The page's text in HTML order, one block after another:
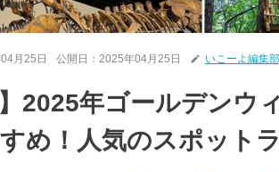
月25日 公開日： 2025年04月25日 いこーよ編集部
】2025年ゴールデンウ
め！人気のスポット